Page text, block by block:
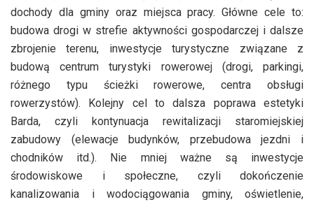
dochody dla gminy oraz miejsca pracy. Główne cele to:
budowa drogi w strefie aktywności gospodarczej i dalsze
zbrojenie terenu, inwestycje turystyczne związane z
budową centrum turystyki rowerowej (drogi, parkingi,
różnego typu ścieżki rowerowe, centra obsługi
rowerzystów). Kolejny cel to dalsza poprawa estetyki
Barda, czyli kontynuacja rewitalizacji staromiejskiej
zabudowy (elewacje budynków, przebudowa jezdni i
chodników itd.). Nie mniej ważne są inwestycje
środowiskowe i społeczne, czyli dokończenie
kanalizowania i wodociągowania gminy, oświetlenie,